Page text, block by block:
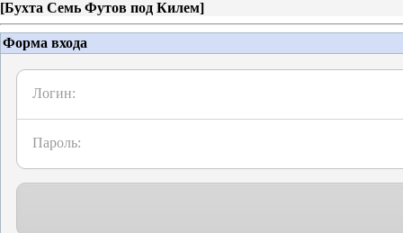
[Бухта Семь Футов под Килем]
Форма входа
Логин:
Пароль: